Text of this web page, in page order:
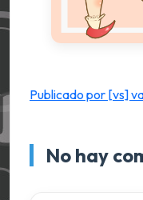
Publicado por [vs]
No hay